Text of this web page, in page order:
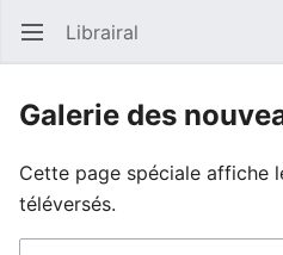
Ouvrir le menu principal Librairal
Galerie des
Cette page spéciale affiche
téléversés.